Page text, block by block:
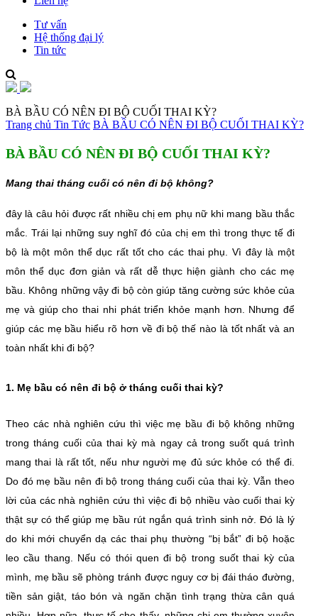
Tư vấn
Hệ thống đại lý
Tin tức
BÀ BẦU CÓ NÊN ĐI BỘ CUỐI THAI KỲ?
Trang chủ Tin Tức BÀ BẦU CÓ NÊN ĐI BỘ CUỐI THAI KỲ?
BÀ BẦU CÓ NÊN ĐI BỘ CUỐI THAI KỲ?
Mang thai tháng cuối có nên đi bộ không?
đây là câu hỏi được rất nhiều chị em phụ nữ khi mang bầu thắc
mắc. Trái lại những suy nghĩ đó của chị em thì trong thực tế đi
bộ là một môn thể dục rất tốt cho các thai phụ. Vì đây là một
môn thể dục đơn giản và rất dễ thực hiện giành cho các mẹ
bầu. Không những vậy đi bộ còn giúp tăng cường sức khỏe của
mẹ và giúp cho thai nhi phát triển khỏe mạnh hơn. Nhưng để
giúp các mẹ bầu hiểu rõ hơn về đi bộ thế nào là tốt nhất và an
toàn nhất khi đi bộ?
1. Mẹ bầu có nên đi bộ ở tháng cuối thai kỳ?
Theo các nhà nghiên cứu thì việc mẹ bầu đi bộ không những
trong tháng cuối của thai kỳ mà ngay cả trong suốt quá trình
mang thai là rất tốt, nếu như người mẹ đủ sức khỏe có thể đi.
Do đó mẹ bầu nên đi bộ trong tháng cuối của thai kỳ. Vẫn theo
lời của các nhà nghiên cứu thì việc đi bộ nhiều vào cuối thai kỳ
thật sự có thể giúp mẹ bầu rút ngắn quá trình sinh nở. Đó là lý
do khi mới chuyển dạ các thai phụ thường “bị bắt” đi bộ hoặc
leo cầu thang. Nếu có thói quen đi bộ trong suốt thai kỳ của
mình, mẹ bầu sẽ phòng tránh được nguy cơ bị đái tháo đường,
tiền sản giật, táo bón và ngăn chặn tình trạng thừa cân quá